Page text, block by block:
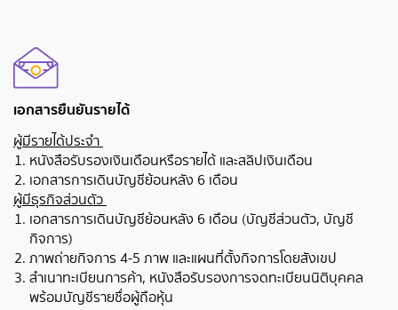
เอกสารยืนยันรายได้
ผู้มีรายได้ประจำ
หนังสือรับรองเงินเดือนหรือรายได้ และสลิปเงินเดือน
เอกสารการเดินบัญชีย้อนหลัง 6 เดือน
ผู้มีธุรกิจส่วนตัว
เอกสารการเดินบัญชีย้อนหลัง 6 เดือน (บัญชีส่วนตัว, บัญชี
กิจการ)
ภาพถ่ายกิจการ 4-5 ภาพ และแผนที่ตั้งกิจการโดยสังเขป
สำเนาทะเบียนการค้า, หนังสือรับรองการจดทะเบียนนิติบุคคล
พร้อมบัญชีรายชื่อผู้ถือหุ้น